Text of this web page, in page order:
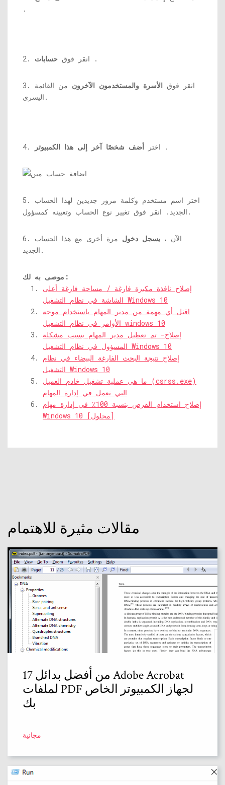
.
2. انقر فوق حسابات .
3. انقر فوق الأسرة والمستخدمون الآخرون من القائمة
اليسرى.
4. اختر أضف شخصًا آخر إلى هذا الكمبيوتر .
5. اختر اسم مستخدم وكلمة مرور جديدين لهذا الحساب
الجديد. انقر فوق تغيير نوع الحساب وتعيينه كمسؤول.
6. الآن ، يسجل دخول مرة أخرى مع هذا الحساب
الجديد.
موصى به لك:
إصلاح نافذة مكبرة فارغة / مساحة فارغة أعلى
الشاشة في نظام التشغيل Windows 10
اقتل أي مهمة من مدير المهام باستخدام موجه
الأوامر في نظام التشغيل windows 10
إصلاح- تم تعطيل مدير المهام بسبب مشكلة
المسؤول في نظام التشغيل Windows 10
إصلاح نتيجة البحث الفارغة البيضاء في نظام
التشغيل Windows 10
ما هي عملية تشغيل خادم العميل (csrss.exe)
التي تعمل في إدارة المهام
إصلاح استخدام القرص بنسبة 100٪ في إدارة مهام
Windows 10 [محلول]
مقالات مثيرة للاهتمام
17 من أفضل بدائل Adobe Acrobat
لملفات PDF لجهاز الكمبيوتر الخاص
بك
مجانية